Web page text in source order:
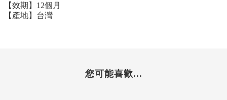
【效期】12個月
【產地】台灣
您可能喜歡...